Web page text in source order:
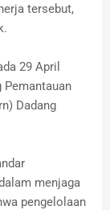
tersebut,
29 April
Pemantauan
Dadang
menjaga
pengelolaan